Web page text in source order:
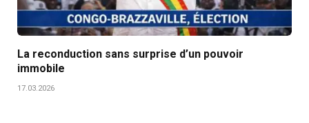
La reconduction sans surprise d’un pouvoir
immobile
17.03.2026